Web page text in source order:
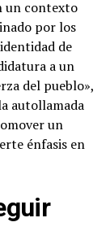
un contexto
por los
de
a un
del pueblo»,
autollamada
un
énfasis en